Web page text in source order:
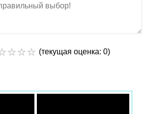
(текущая оценка: 0)